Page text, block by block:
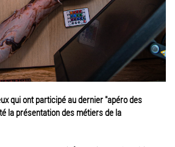
qui ont participé au dernier "apéro des
la présentation des métiers de la